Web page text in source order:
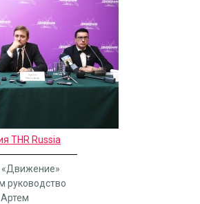
THR Russia
«Движение»
руководство